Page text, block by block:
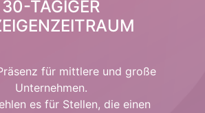
30-TÄGIGER
für mittlere und große
Unternehmen.
es für Stellen, die einen